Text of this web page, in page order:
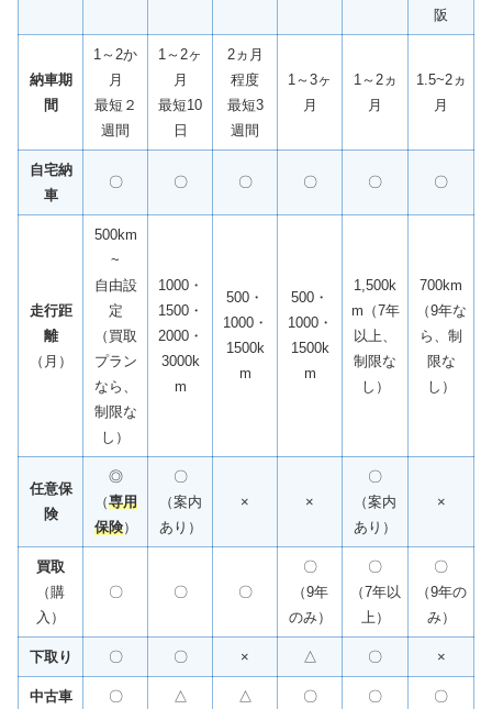
阪
納車期
間
1～2か
月
最短２
週間
1～2ヶ
月
最短10
日
2ヵ月
程度
最短3
週間
1～3ヶ
月
1～2ヵ
月
1.5~2ヵ
月
自宅納
車
〇 〇 〇 〇 〇 〇
走行距
離
（月）
500km
~
自由設
定
（買取
プラン
なら、
制限な
し）
1000・
1500・
2000・
3000k
m
500・
1000・
1500k
m
500・
1000・
1500k
m
1,500k
m（7年
以上、
制限な
し）
700km
（9年な
ら、制
限な
し）
任意保
険
◎
（専用
保険）
〇
（案内
あり）
× ×
〇
（案内
あり）
×
買取
（購
入）
〇 〇 〇
〇
（9年
のみ）
〇
（7年以
上）
〇
（9年の
み）
下取り 〇 〇 × △ 〇 ×
中古車 〇 △ △ 〇 〇 〇